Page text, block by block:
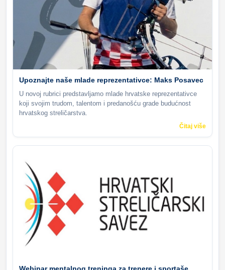
Upoznajte naše mlade reprezentativce: Maks Posavec
U novoj rubrici predstavljamo mlade hrvatske reprezentativce
koji svojim trudom, talentom i predanošću grade budućnost
hrvatskog streličarstva.
Čitaj više